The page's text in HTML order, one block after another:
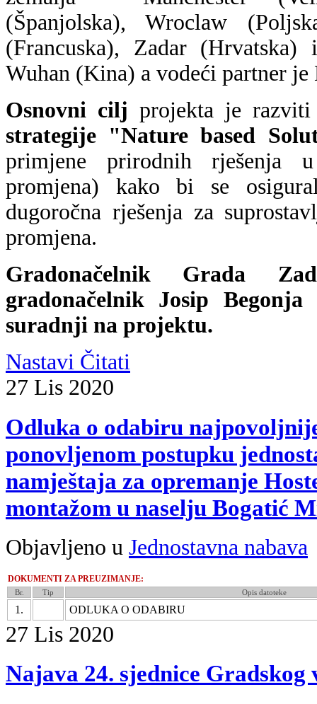
(Španjolska), Wroclaw
(Francuska), Zadar
Wuhan (Kina) a vodeći partner je
Osnovni cilj projekta je
strategije "Nature based
primjene prirodnih rješenja
promjena) kako bi se
dugoročna rješenja za
promjena.
Gradonačelnik Grada
gradonačelnik Josip
suradnji na projektu.
Nastavi Čitati
27 Lis 2020
Odluka o odabiru
ponovljenom postupku
namještaja za opremanje
montažom u naselju Bogatić
Objavljeno u Jednostavna nabava
DOKUMENTI ZA PREUZIMANJE:
Br. Tip Opis datoteke
1. ODLUKA O ODABIRU
27 Lis 2020
Najava 24. sjednice